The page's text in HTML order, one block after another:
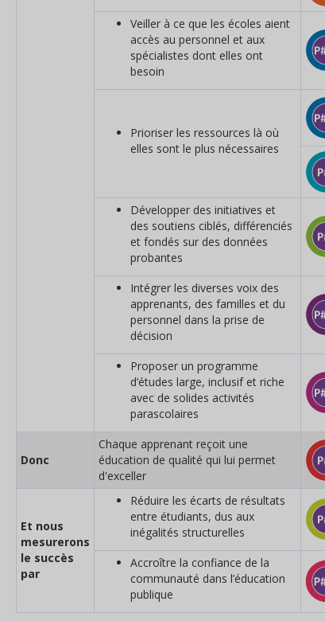
Veiller à ce que les écoles aient
accès au personnel et aux
spécialistes dont elles ont
besoin
Prioriser les ressources là où
elles sont le plus nécessaires
Développer des initiatives et
des soutiens ciblés, différenciés
et fondés sur des données
probantes
Intégrer les diverses voix des
apprenants, des familles et du
personnel dans la prise de
décision
Proposer un programme
d’études large, inclusif et riche
avec de solides activités
parascolaires
Donc
Chaque apprenant reçoit une
éducation de qualité qui lui permet
d'exceller
Et nous
mesurerons
le succès
par
Réduire les écarts de résultats
entre étudiants, dus aux
inégalités structurelles
Accroître la confiance de la
communauté dans l’éducation
publique